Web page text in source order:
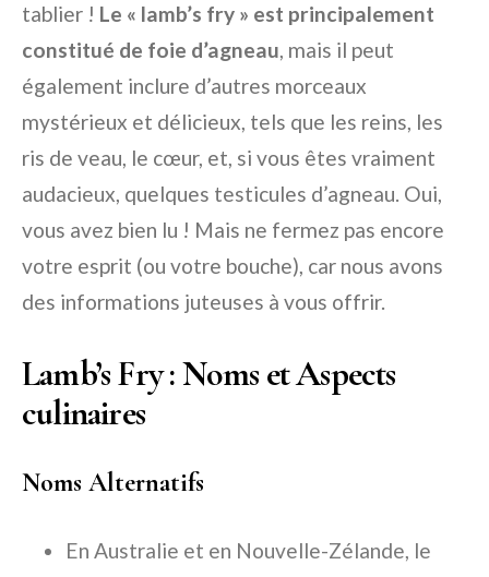
tablier ! Le « lamb’s fry » est principalement
constitué de foie d’agneau, mais il peut
également inclure d’autres morceaux
mystérieux et délicieux, tels que les reins, les
ris de veau, le cœur, et, si vous êtes vraiment
audacieux, quelques testicules d’agneau. Oui,
vous avez bien lu ! Mais ne fermez pas encore
votre esprit (ou votre bouche), car nous avons
des informations juteuses à vous offrir.
Lamb’s Fry : Noms et Aspects
culinaires
Noms Alternatifs
En Australie et en Nouvelle-Zélande, le